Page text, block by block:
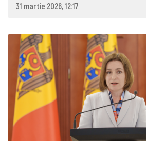
31 martie 2026, 12:17